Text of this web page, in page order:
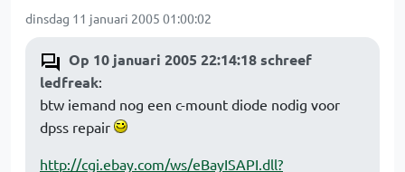
dinsdag 11 januari 2005 01:00:02
Op 10 januari 2005 22:14:18 schreef
ledfreak:
btw iemand nog een c-mount diode nodig voor
dpss repair
http://cgi.ebay.com/ws/eBayISAPI.dll?